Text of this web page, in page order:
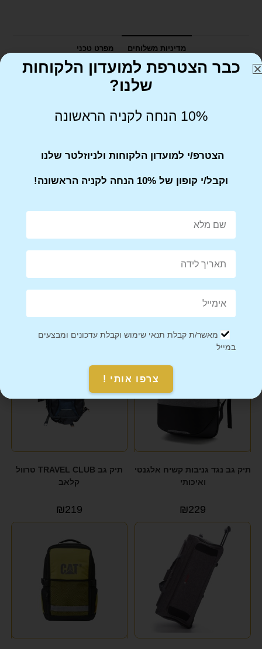
מדיניות משלוחים מפרט טכני
Tweet This Product
Share on Facebook
Pin This Product
Mail This Product
מוצרים קשורים
תיק גב נגד גניבות קשיח אלגנטי
ואיכותי
₪229
תיק גב TRAVEL CLUB טרוול
קלאב
₪219
כבר הצטרפת למועדון הלקוחות
שלנו?
10% הנחה לקניה הראשונה
הצטרפ/י למועדון הלקוחות ולניוזלטר שלנו
וקבל/י קופון של 10% הנחה לקניה הראשונה!
מאשר/ת קבלת תנאי שימוש וקבלת עדכונים ומבצעים
במייל
צרפו אותי !